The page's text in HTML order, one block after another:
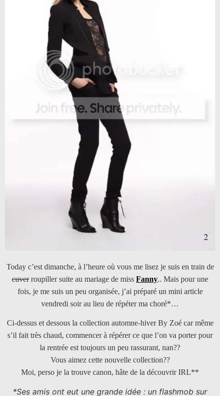
Today c’est dimanche, à l’heure où vous me lisez je suis en train de
cuverroupiller suite au mariage de miss Fanny.. Mais pour une
fois, je me suis un peu organisée, j’ai préparé un mini article
vendredi soir au lieu de répéter ma choré*…
Ci-dessus et dessous la collection automne-hiver By Zoé car même
s’il fait très chaud, commencer à répérer ce que l’on va porter pour
la rentrée est toujours un peu rassurant, nan??
Vous aimez cette nouvelle collection??
Moi, perso je la trouve canon, hâte de la découvrir IRL**
*Ses amis ont eut une grande idée : un flashmob sur